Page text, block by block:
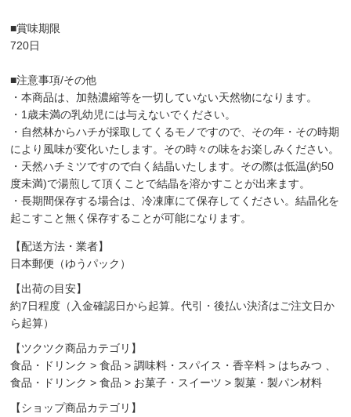
■賞味期限
720日
■注意事項/その他
・本商品は、加熱濃縮等を一切していない天然物になります。
・1歳未満の乳幼児には与えないでください。
・自然林からハチが採取してくるモノですので、その年・その時期
により風味が変化いたします。その時々の味をお楽しみください。
・天然ハチミツですので白く結晶いたします。その際は低温(約50
度未満)で湯煎して頂くことで結晶を溶かすことが出来ます。
・長期間保存する場合は、冷凍庫にて保存してください。結晶化を
起こすこと無く保存することが可能になります。
【配送方法・業者】
日本郵便（ゆうパック）
【出荷の目安】
約7日程度（入金確認日から起算。代引・後払い決済はご注文日か
ら起算）
【ツクツク商品カテゴリ】
食品・ドリンク >食品 >調味料・スパイス・香辛料 > はちみつ
食品・ドリンク >食品 > お菓子・スイーツ >製菓・製パン材料
【ショップ商品カテゴリ】